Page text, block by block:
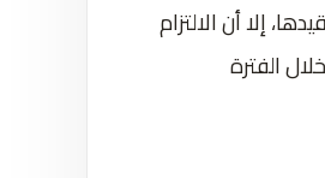
إلا أن الالتزام
الفترة